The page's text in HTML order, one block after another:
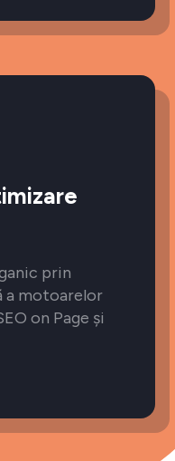
prin
a motoarelor
on Page și